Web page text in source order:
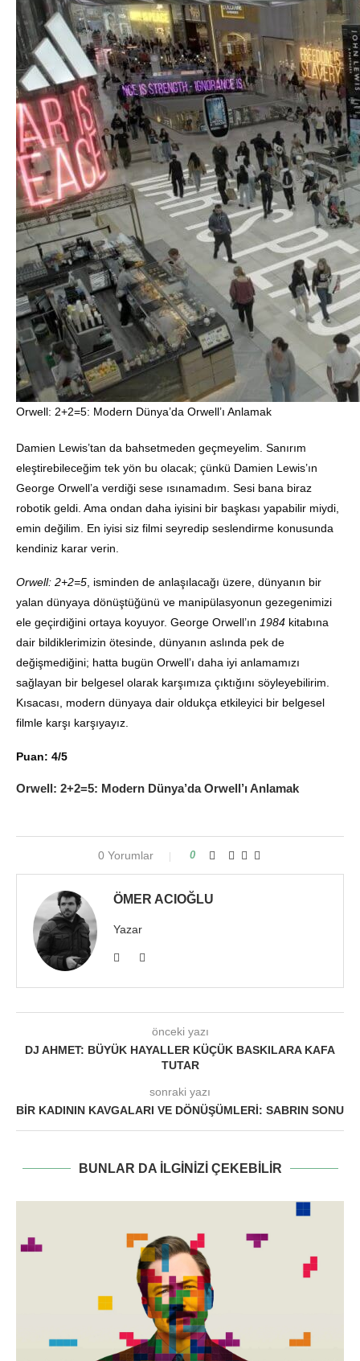
Orwell: 2+2=5: Modern Dünya’da Orwell’ı Anlamak
Damien Lewis’tan da bahsetmeden geçmeyelim. Sanırım
eleştirebileceğim tek yön bu olacak; çünkü Damien Lewis’ın
George Orwell’a verdiği sese ısınamadım. Sesi bana biraz
robotik geldi. Ama ondan daha iyisini bir başkası yapabilir miydi,
emin değilim. En iyisi siz filmi seyredip seslendirme konusunda
kendiniz karar verin.
Orwell: 2+2=5, isminden de anlaşılacağı üzere, dünyanın bir
yalan dünyaya dönüştüğünü ve manipülasyonun gezegenimizi
ele geçirdiğini ortaya koyuyor. George Orwell’ın 1984 kitabına
dair bildiklerimizin ötesinde, dünyanın aslında pek de
değişmediğini; hatta bugün Orwell’ı daha iyi anlamamızı
sağlayan bir belgesel olarak karşımıza çıktığını söyleyebilirim.
Kısacası, modern dünyaya dair oldukça etkileyici bir belgesel
filmle karşı karşıyayız.
Puan: 4/5
Orwell: 2+2=5: Modern Dünya’da Orwell’ı Anlamak
0 Yorumlar 0
ÖMER ACIOĞLU
Yazar
önceki yazı
DJ AHMET: BÜYÜK HAYALLER KÜÇÜK BASKILARA KAFA
TUTAR
sonraki yazı
BIR KADININ KAVGALARI VE DÖNÜŞÜMLERI: SABRIN SONU
BUNLAR DA ILGINIZI ÇEKEBILIR